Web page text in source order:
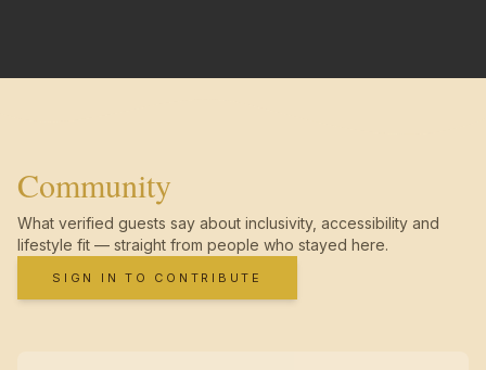
Community
What verified guests say about inclusivity, accessibility and
lifestyle fit — straight from people who stayed here.
SIGN IN TO CONTRIBUTE